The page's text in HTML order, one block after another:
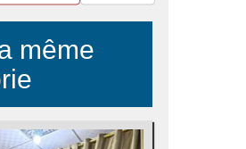
même